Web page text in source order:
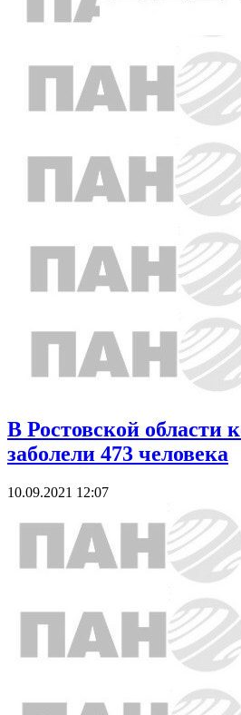
В Ростовской области
заболели 473 человека
10.09.2021 12:07